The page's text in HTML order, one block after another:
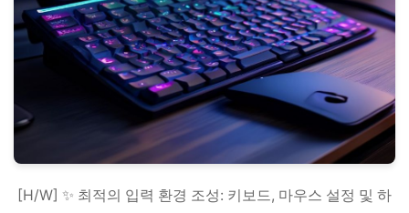
[H/W] ✨ 최적의 입력 환경 조성: 키보드, 마우스 설정 및 하